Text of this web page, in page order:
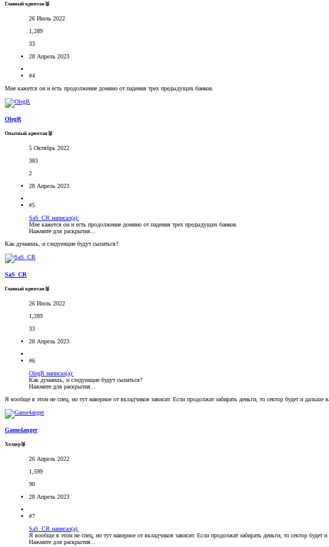
Главный криптан🥈
26 Июль 2022
1,289
33
28 Апрель 2023
#4
Мне кажется он и есть продолжение домино от падения трех предыдущих банков.
OlegR
Опытный криптан🥈
5 Октябрь 2022
383
2
28 Апрель 2023
#5
SaS_CR написал(а):
Мне кажется он и есть продолжение домино от падения трех предыдущих банков.
Нажмите для раскрытия...
Как думаешь, и следующие будут сыпаться?
SaS_CR
Главный криптан🥈
26 Июль 2022
1,289
33
28 Апрель 2023
#6
OlegR написал(а):
Как думаешь, и следующие будут сыпаться?
Нажмите для раскрытия...
Я вообще в этом не спец, но тут наверное от вкладчиков зависит. Если продолжат забирать деньги, то сектор будет и дальше
Game4anger
Холдер🥉
26 Апрель 2022
1,599
90
28 Апрель 2023
#7
SaS_CR написал(а):
Я вообще в этом не спец, но тут наверное от вкладчиков зависит. Если продолжат забирать деньги, то сектор будет и
Нажмите для раскрытия...